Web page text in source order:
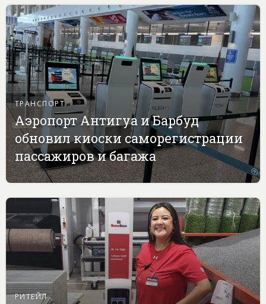
ТРАНСПОРТ
Аэропорт Антигуа и Барбуд
обновил киоски саморегистрации
пассажиров и багажа
РИТЕЙЛ